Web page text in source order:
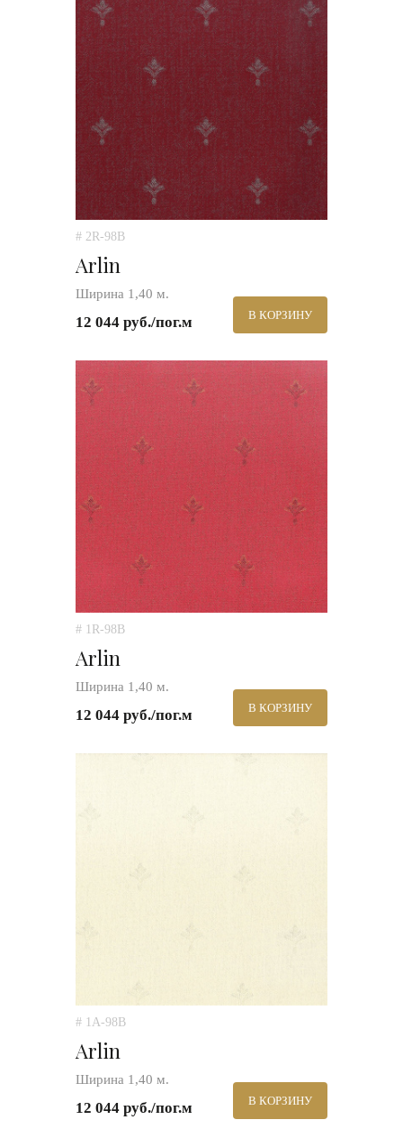
# 2R-98B
Arlin
Ширина 1,40 м.
12 044 руб./пог.м В КОРЗИНУ
# 1R-98B
Arlin
Ширина 1,40 м.
12 044 руб./пог.м В КОРЗИНУ
# 1A-98B
Arlin
Ширина 1,40 м.
12 044 руб./пог.м В КОРЗИНУ